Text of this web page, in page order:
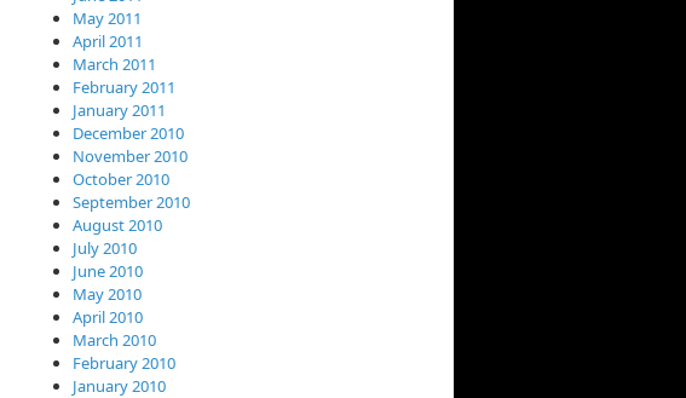
May 2011
April 2011
March 2011
February 2011
January 2011
December 2010
November 2010
October 2010
September 2010
August 2010
July 2010
June 2010
May 2010
April 2010
March 2010
February 2010
January 2010